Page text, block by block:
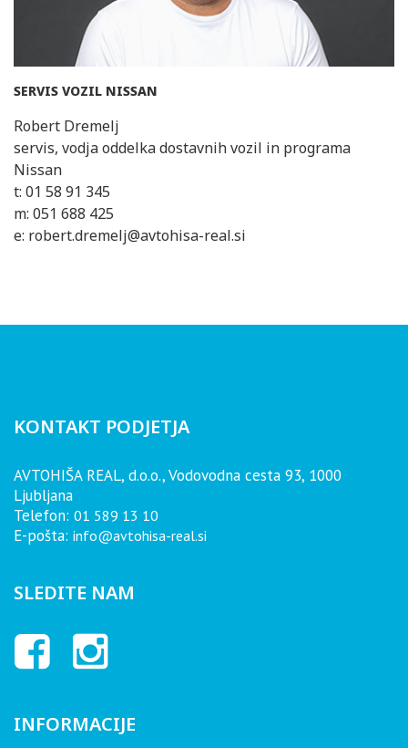
SERVIS VOZIL NISSAN
Robert Dremelj
servis, vodja oddelka dostavnih vozil in programa
Nissan
t: 01 58 91 345
m: 051 688 425
e: robert.dremelj@avtohisa-real.si
KONTAKT PODJETJA
AVTOHIŠA REAL, d.o.o., Vodovodna cesta 93, 1000
Ljubljana
Telefon: 01 589 13 10
E-pošta: info@avtohisa-real.si
SLEDITE NAM
INFORMACIJE